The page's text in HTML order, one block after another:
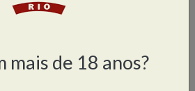
mais de 18 anos?